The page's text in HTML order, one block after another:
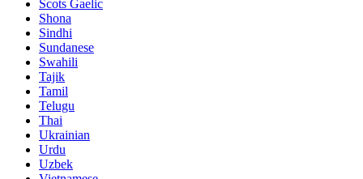
Scots Gaelic
Shona
Sindhi
Sundanese
Swahili
Tajik
Tamil
Telugu
Thai
Ukrainian
Urdu
Uzbek